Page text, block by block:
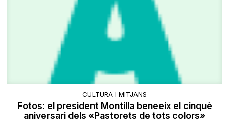
CULTURA I MITJANS
Fotos: el president Montilla beneeix el cinquè
aniversari dels «Pastorets de tots colors»